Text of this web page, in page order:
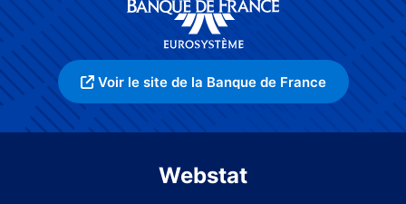
Voir le site de la Banque de France
Webstat